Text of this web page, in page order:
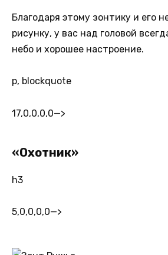
Благодаря этому зонтику и его
рисунку, у вас над головой
небо и хорошее настроение.
p, blockquote
17,0,0,0,0—>
«Охотник»
h3
5,0,0,0,0—>